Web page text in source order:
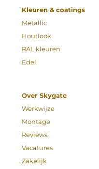
Kleuren & coatings
Metallic
Houtlook
RAL kleuren
Edel
Over Skygate
Werkwijze
Montage
Reviews
Vacatures
Zakelijk